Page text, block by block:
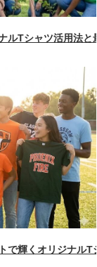
ルTシャツ活用法
で輝くオリジナル